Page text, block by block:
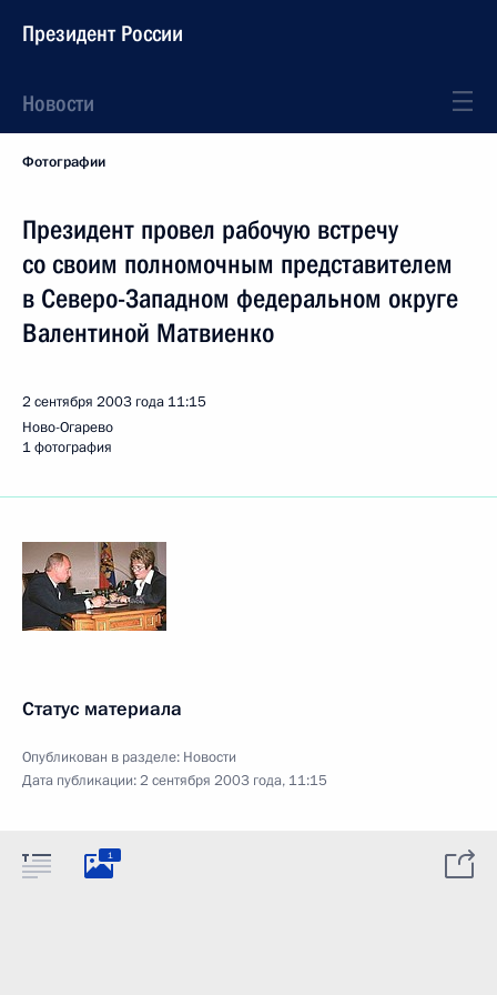
Президент России
Новости
Фотографии
Президент провел рабочую встречу
со своим полномочным представителем
в Северо-Западном федеральном округе
Валентиной Матвиенко
2 сентября 2003 года 11:15
Ново-Огарево
1 фотография
Статус материала
Опубликован в разделе: Новости
Дата публикации:2 сентября 2003 года, 11:15
1